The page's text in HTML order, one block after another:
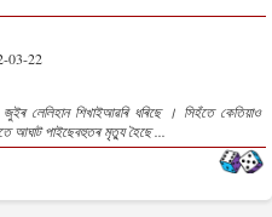
03-22
জুইৰ লেলিহান শিখাইআৱৰি ধৰিছে । সিহঁতে কেতিয়াও
আঘাট পাইছেবহুতৰ মৃত্যু হৈছে ...